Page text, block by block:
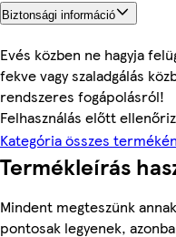
Biztonsági információ
Evés közben ne hagyja
fekve vagy szaladgálás
rendszeres fogápolásról!
Felhasználás előtt
Kategória összes
Termékleírás
Mindent megteszünk
pontosak legyenek,